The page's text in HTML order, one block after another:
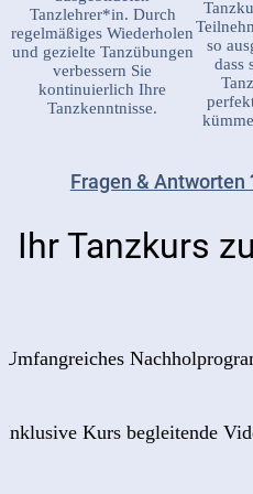
Tanzlehrer*in. Durch
regelmäßiges Wiederholen
und gezielte Tanzübungen
verbessern Sie
kontinuierlich Ihre
Tanzkenntnisse.
so
dass
Fragen & Antworten
Ihr Tanzkurs
Umfangreiches
Inklusive Kurs begleitende